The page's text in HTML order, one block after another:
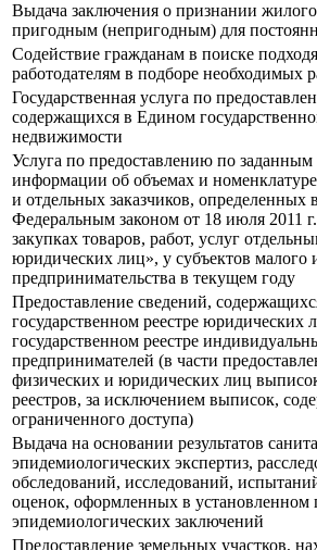
Выдача заключения о признании
пригодным (непригодным) для
Содействие гражданам в поиске
работодателям в подборе необходимых
Государственная услуга по
содержащихся в Едином
недвижимости
Услуга по предоставлению по заданным
информации об объемах и
и отдельных заказчиков, определенных
Федеральным законом от 18 июля 2011
закупках товаров, работ, услуг
юридических лиц», у субъектов малого
предпринимательства в текущем году
Предоставление сведений,
государственном реестре
государственном реестре
предпринимателей (в части
физических и юридических лиц
реестров, за исключением выписок,
ограниченного доступа)
Выдача на основании результатов
эпидемиологических экспертиз,
обследований, исследований,
оценок, оформленных в установленном
эпидемиологических заключений
Предоставление земельных участков,